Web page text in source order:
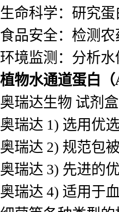
生命科学：研究
食品安全：检测
环境监测：分析
植物水通道蛋白
奥瑞达生物 试剂
奥瑞达 1) 选用优
奥瑞达 2) 规范包
奥瑞达 3) 先进的
奥瑞达 4) 适用于